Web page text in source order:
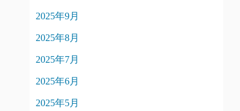
2025年9月
2025年8月
2025年7月
2025年6月
2025年5月